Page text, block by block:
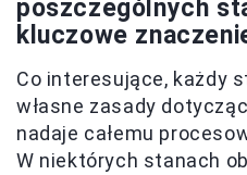
poszczególnych
kluczowe
Co interesujące, każdy
własne zasady
nadaje całemu
W niektórych stanach